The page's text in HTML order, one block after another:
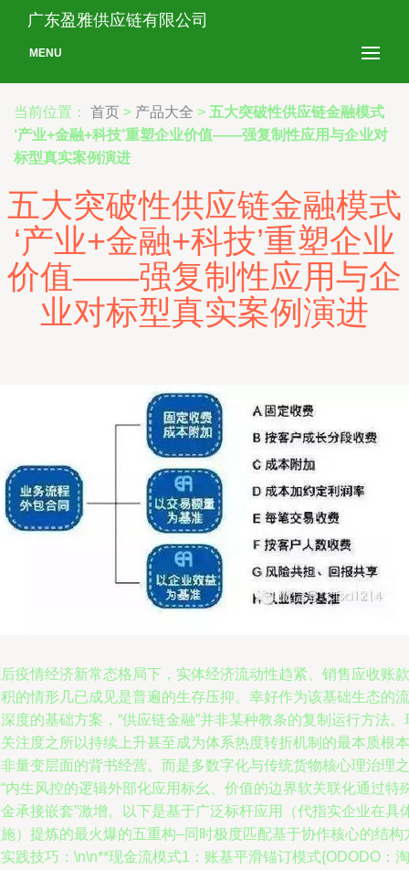
广东盈雅供应链有限公司
MENU
当前位置： 首页 > 产品大全 > 五大突破性供应链金融模式
‘产业+金融+科技’重塑企业价值——强复制性应用与企业对
标型真实案例演进
五大突破性供应链金融模式
‘产业+金融+科技’重塑企业
价值——强复制性应用与企
业对标型真实案例演进
疫情经济新常态格局下，实体经济流动性趋紧、销售应收账款
的情形几已成见是普遍的生存压抑。幸好作为该基础生态的流
度的基础方案，“供应链金融”并非某种教条的复制运行方法。
注度之所以持续上升甚至成为体系热度转折机制的最本质根本
量变层面的背书经营。而是多数字化与传统货物核心理治理之
内生风控的逻辑外部化应用标幺、价值的边界软关联化通过特
承接嵌套”激增。以下是基于广泛标杆应用（代指实企业在具
）提炼的最火爆的五重构–同时极度匹配基于协作核心的结构
践技巧：\n\n**现金流模式1：账基平滑锚订模式{ODODO：淘